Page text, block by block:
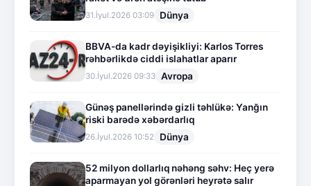
31.İyul.2026 03:09 Dünya
BBVA-da kadr dəyişikliyi: Karlos Torres
rəhbərlikdə ciddi islahatlar aparır
30.İyul.2026 09:33 Avropa
Günəş panellərində gizli təhlükə: Yanğın
riski barədə xəbərdarlıq
26.İyul.2026 10:52 Dünya
52 milyon dollarlıq nəhəng səhv: Heç yerə
aparmayan yol görənləri heyrətə salır